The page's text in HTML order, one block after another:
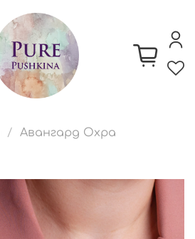
Авангард Охра